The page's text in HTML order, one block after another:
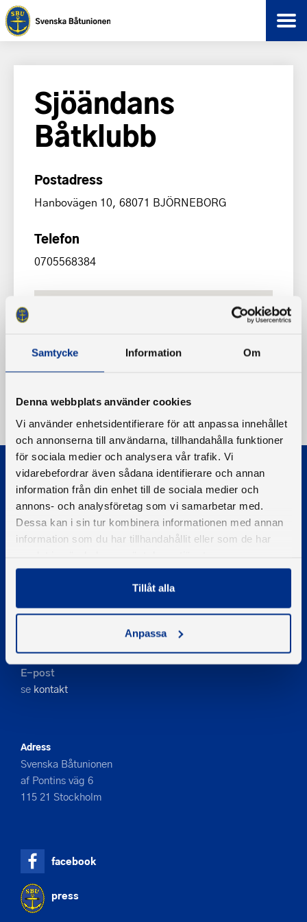
Samtycke Information Om
Denna webbplats använder cookies
Vi använder enhetsidentifierare för att anpassa innehållet
och annonserna till användarna, tillhandahålla funktioner
för sociala medier och analysera vår trafik. Vi
vidarebefordrar även sådana identifierare och annan
information från din enhet till de sociala medier och
annons- och analysföretag som vi samarbetar med.
Dessa kan i sin tur kombinera informationen med annan
information som du har tillhandahållit eller som de har
Tillåt alla
Anpassa
Sjöändans
Båtklubb
Postadress
Hanbovägen 10, 68071 BJÖRNEBORG
Telefon
0705568384
© 2026 - Svenska Båtunionen
08-545 859 60
E-post
se kontakt
Adress
Svenska Båtunionen
af Pontins väg 6
115 21 Stockholm
facebook
press